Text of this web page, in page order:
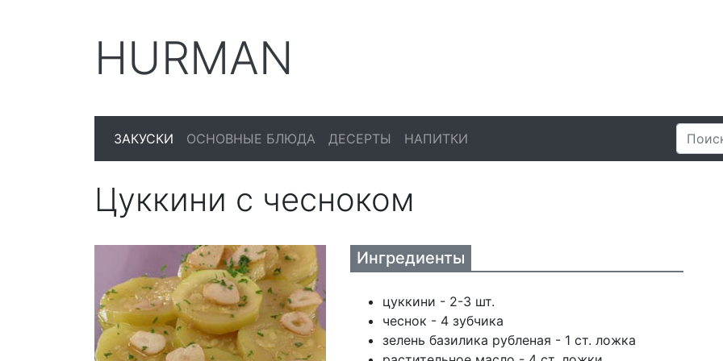
HURMAN
ЗАКУСКИ ОСНОВНЫЕ БЛЮДА ДЕСЕРТЫ НАПИТКИ
Цуккини с чесноком
Ингредиенты
цуккини - 2-3 шт.
чеснок - 4 зубчика
зелень базилика рубленая - 1 ст. ложка